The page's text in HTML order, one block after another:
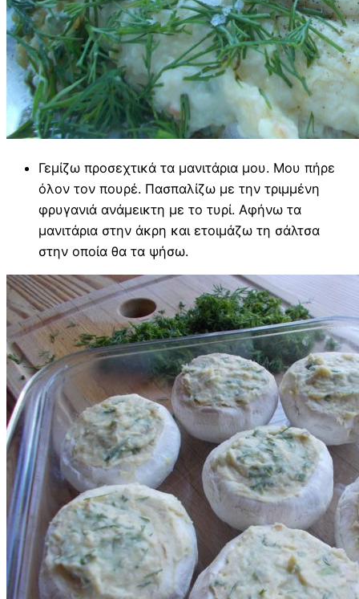
Γεμίζω προσεχτικά τα μανιτάρια μου. Μου πήρε
όλον τον πουρέ. Πασπαλίζω με την τριμμένη
φρυγανιά ανάμεικτη με το τυρί. Αφήνω τα
μανιτάρια στην άκρη και ετοιμάζω τη σάλτσα
στην οποία θα τα ψήσω.